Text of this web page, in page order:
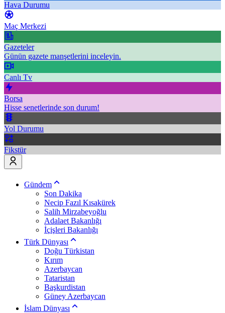
Hava Durumu
Maç Merkezi
Gazeteler
Günün gazete manşetlerini inceleyin.
Canlı Tv
Borsa
Hisse senetlerinde son durum!
Yol Durumu
Fikstür
Gündem
Son Dakika
Necip Fazıl Kısakürek
Salih Mirzabeyoğlu
Adalaet Bakanlığı
İçişleri Bakanlığı
Türk Dünyası
Doğu Türkistan
Kırım
Azerbaycan
Tataristan
Başkurdistan
Güney Azerbaycan
İslam Dünyası